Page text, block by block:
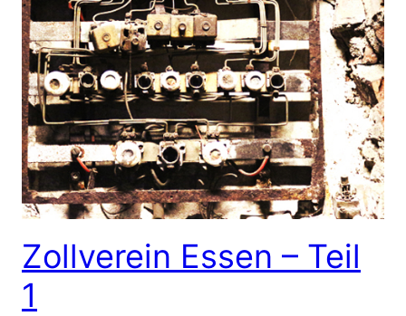
Zollverein Essen – Teil
1